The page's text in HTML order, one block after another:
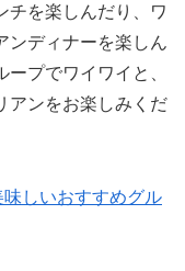
チを楽しんだり、ワ
ンディナーを楽しん
プでワイワイと、
アンをお楽しみくだ
しいおすすめグル